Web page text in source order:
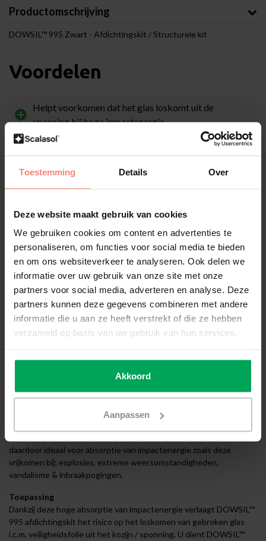
Toestemming Details Over
Deze website maakt gebruik van cookies
We gebruiken cookies om content en advertenties te
personaliseren, om functies voor social media te bieden
en om ons websiteverkeer te analyseren. Ook delen we
informatie over uw gebruik van onze site met onze
partners voor social media, adverteren en analyse. Deze
partners kunnen deze gegevens combineren met andere
informatie die u aan ze heeft verstrekt of die ze hebben
verzameld op basis van uw gebruik van hun services.
Akkoord
Aanpassen
Productomschrijving
DOWSIL™ 995 Zwart - Afdichtingskit / Structurele kit
Voordelen
Helpt voorkomen dat het glas loskomt uit de
sponning bij hoge impactenergie
Biedt een ultra sterke hechting tussen glas i.c.m.
Industriële kit met hoge treksterkte / flexibiliteit
Eén tube DOWSIL™ 995 is goed voor 35 strekkende
meter
Eenvoudig zelf aan te brengen met een regulier kit
Omschrijving
De speciale afdichtingskit DOWSIL™ 995 is oersterk en
veerkrachtig. DOWSIL™ 995 is de meest gekozen afdichtingskit
tussen het glas i.c.m. veiligheidsfolie en het kozijn / sponning. Deze
manier van verbinding helpt voorkomen dat het glas i.c.m.
daardoor ideaal voor absorptie van impactenergie zoals deze
vrijkomen bij; explosies, extreme weersomstandigheden,
vandalisme & inbraakpogingen.
Toepassing
Dankzij deze hoge absorptie van impactenergie verlaagt DOWSIL™
995 afdichtingskit het risico op het loskomen van gebroken glas
i.c.m. veiligheidsfolie uit het kozijn / sponning. U dient DOWSIL™